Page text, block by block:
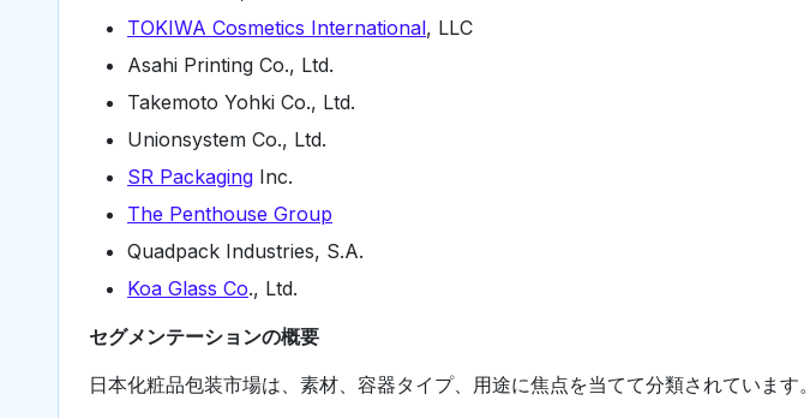
TOKIWA Cosmetics International, LLC
Asahi Printing Co., Ltd.
Takemoto Yohki Co., Ltd.
Unionsystem Co., Ltd.
SR Packaging Inc.
The Penthouse Group
Quadpack Industries, S.A.
Koa Glass Co., Ltd.
セグメンテーションの概要
日本化粧品包装市場は、素材、容器タイプ、用途に焦点を当てて分類されています。